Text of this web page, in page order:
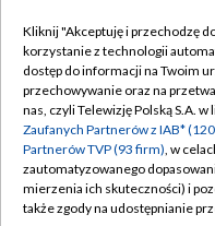
Abonament TVP
Emisja w TVP
Centrum informacji
Naziemna Telewizja
Kliknij "Akceptuję i przechodzę
korzystanie z technologii
dostęp do informacji na Twoim
przechowywanie oraz na
nas, czyli Telewizję Polską S.A.
Zaufanych Partnerów z IAB*
Partnerów TVP (93 firm), w
zautomatyzowanego
mierzenia ich skuteczności) i
także zgody na udostępnianie